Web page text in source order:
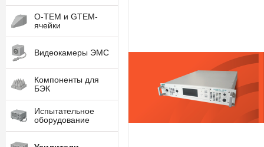
O-TEM и GTEM-
ячейки
Видеокамеры ЭМС
Компоненты для
БЭК
Испытательное
оборудование